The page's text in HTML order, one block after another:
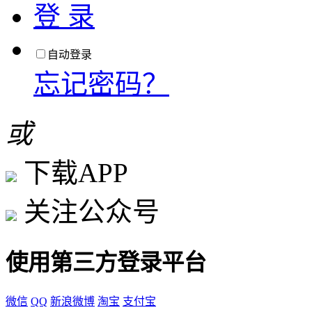
登 录
自动登录
忘记密码？
或
下载APP
关注公众号
使用第三方登录平台
微信 QQ 新浪微博 淘宝 支付宝